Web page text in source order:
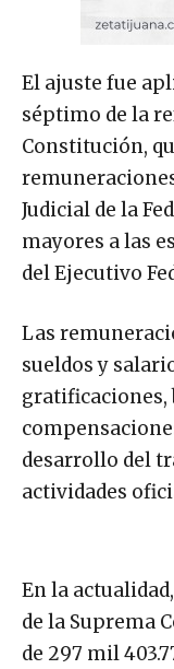
El ajuste fue
séptimo de la
Constitución,
Judicial de la
mayores a las
del Ejecutivo
Las
sueldos y
gratificaciones,
desarrollo del
actividades
En la
de la Suprema
de 297 mil